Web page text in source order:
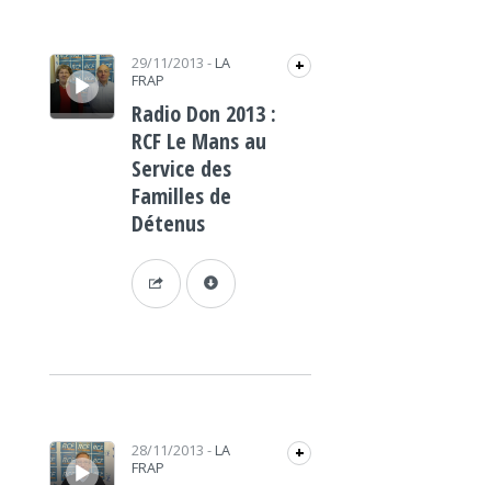
Lecteur audio 29/11/2013 - LA
FRAP
+
Radio Don 2013 :
RCF Le Mans au
Service des
Familles de
Détenus
Lecteur audio 28/11/2013 - LA
FRAP
+